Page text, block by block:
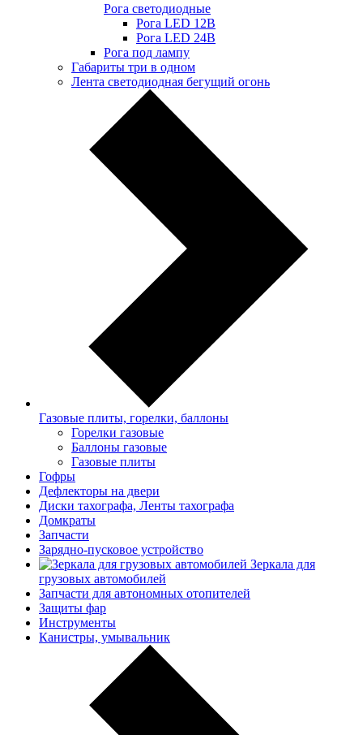
Рога светодиодные
Рога LED 12В
Рога LED 24В
Рога под лампу
Габариты три в одном
Лента светодиодная бегущий огонь
Газовые плиты, горелки, баллоны
Горелки газовые
Баллоны газовые
Газовые плиты
Гофры
Дефлекторы на двери
Диски тахографа, Ленты тахографа
Домкраты
Запчасти
Зарядно-пусковое устройство
Зеркала для
грузовых автомобилей
Запчасти для автономных отопителей
Защиты фар
Инструменты
Канистры, умывальник